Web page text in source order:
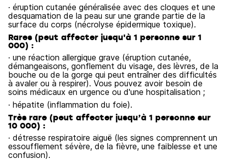
· éruption cutanée généralisée avec des cloques et une
desquamation de la peau sur une grande partie de la
surface du corps (nécrolyse épidermique toxique).
Rares (peut affecter jusqu'à 1 personne sur 1
000) :
· une réaction allergique grave (éruption cutanée,
démangeaisons, gonflement du visage, des lèvres, de la
bouche ou de la gorge qui peut entraîner des difficultés
à avaler ou à respirer). Vous pouvez avoir besoin de
soins médicaux en urgence ou d'une hospitalisation ;
· hépatite (inflammation du foie).
Très rare (peut affecter jusqu’à 1 personne sur
10 000) :
· détresse respiratoire aiguë (les signes comprennent un
essoufflement sévère, de la fièvre, une faiblesse et une
confusion).